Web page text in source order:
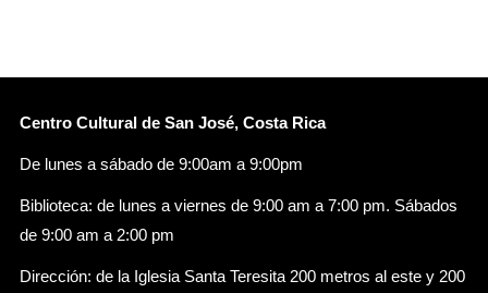
Centro Cultural de San José, Costa Rica
De lunes a sábado de 9:00am a 9:00pm
Biblioteca: de lunes a viernes de 9:00 am a 7:00 pm. Sábados
de 9:00 am a 2:00 pm
Dirección: de la Iglesia Santa Teresita 200 metros al este y 200